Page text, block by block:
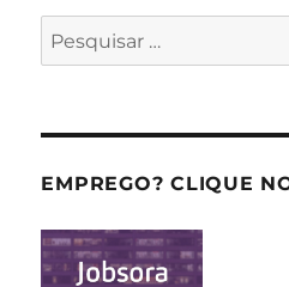
Pesquisar
por:
EMPREGO? CLIQUE